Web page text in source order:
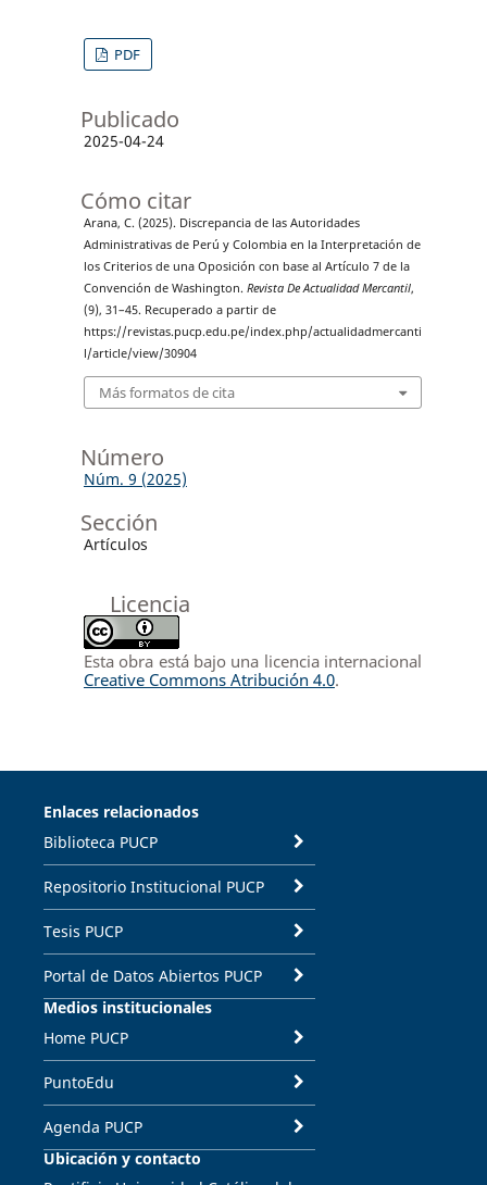
PDF
Publicado
2025-04-24
Cómo citar
Arana, C. (2025). Discrepancia de las Autoridades
Administrativas de Perú y Colombia en la Interpretación de
los Criterios de una Oposición con base al Artículo 7 de la
Convención de Washington. Revista De Actualidad Mercantil,
(9), 31–45. Recuperado a partir de
https://revistas.pucp.edu.pe/index.php/actualidadmercanti
l/article/view/30904
Más formatos de cita
Número
Núm. 9 (2025)
Sección
Artículos
Licencia
Esta obra está bajo una licencia internacional
Creative Commons Atribución 4.0.
Enlaces relacionados
Biblioteca PUCP
Repositorio Institucional PUCP
Tesis PUCP
Portal de Datos Abiertos PUCP
Medios institucionales
Home PUCP
PuntoEdu
Agenda PUCP
Ubicación y contacto